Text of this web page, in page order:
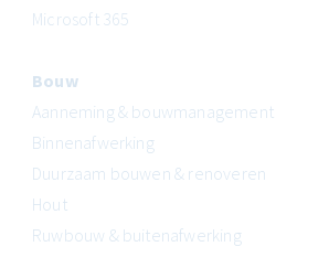
Microsoft 365
Bouw
Aanneming & bouwmanagement
Binnenafwerking
Duurzaam bouwen & renoveren
Hout
Ruwbouw & buitenafwerking